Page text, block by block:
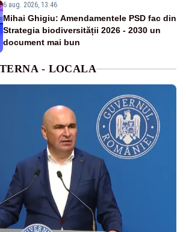
6 aug. 2026, 13:46
Mihai Ghigiu: Amendamentele PSD fac din
Strategia biodiversității 2026 - 2030 un
document mai bun
- LOCALA